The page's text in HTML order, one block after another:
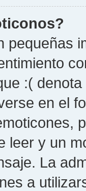
pequeñas
:(
en el
leer y un
La
a